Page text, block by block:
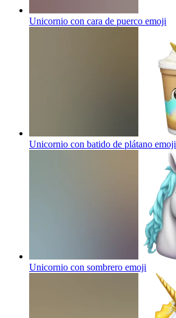
Unicornio con cara de puerco emoji
Unicornio con batido de plátano emoji
Unicornio con sombrero emoji